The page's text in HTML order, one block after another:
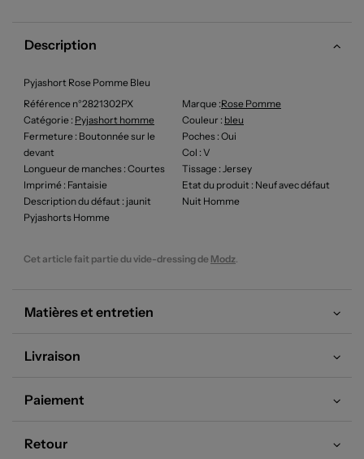
Description
Pyjashort Rose Pomme Bleu
Référence n°2821302PX
Marque :Rose Pomme
Catégorie : Pyjashort homme Couleur : bleu
Fermeture : Boutonnée sur le
devant
Poches : Oui
Col : V
Longueur de manches : Courtes Tissage : Jersey
Imprimé : Fantaisie Etat du produit : Neuf avec défaut
Description du défaut : jaunit
Nuit Homme
Pyjashorts Homme
Cet article fait partie du vide-dressing de Modz.
Matières et entretien
Livraison
Paiement
Retour